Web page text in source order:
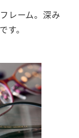
レーム。深み
す。